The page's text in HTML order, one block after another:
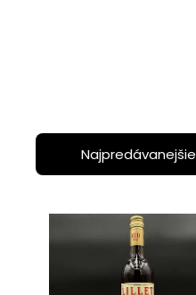
Najpredávanejšie